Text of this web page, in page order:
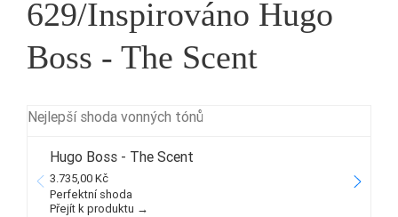
629/Inspirováno Hugo
Boss - The Scent
Nejlepší shoda vonných tónů
Hugo Boss - The Scent
3.735,00 Kč
Perfektní shoda
Přejít k produktu →